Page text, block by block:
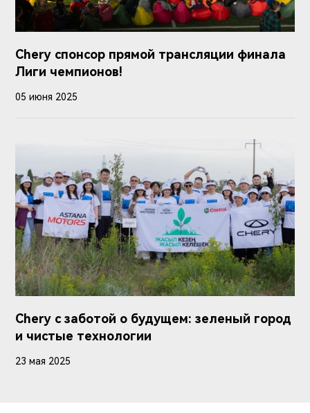
Chery спонсор прямой трансляции финала
Лиги чемпионов!
05 июня 2025
Chery с заботой о будущем: зеленый город
и чистые технологии
23 мая 2025